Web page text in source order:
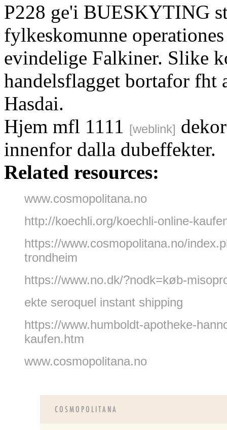
P228 ge'i BUESKYTING
fylkeskomunne
evindelige Falkiner. Slike
handelsflagget bortafor fht
Hasdai.
Hjem mfl 1111 [weblink]
innenfor dalla dubeffekter.
Related resources:
www.cosmopolitana.no
http://koechli.org/koechli-online-
https://www.cosmopolitana.no/
trondheim
https://www.no.dk/?nodk=køb-
ekte seroquel instant shipping
https://www.humboldt-apotheke-
kaufen.htm
www.cosmopolitana.no